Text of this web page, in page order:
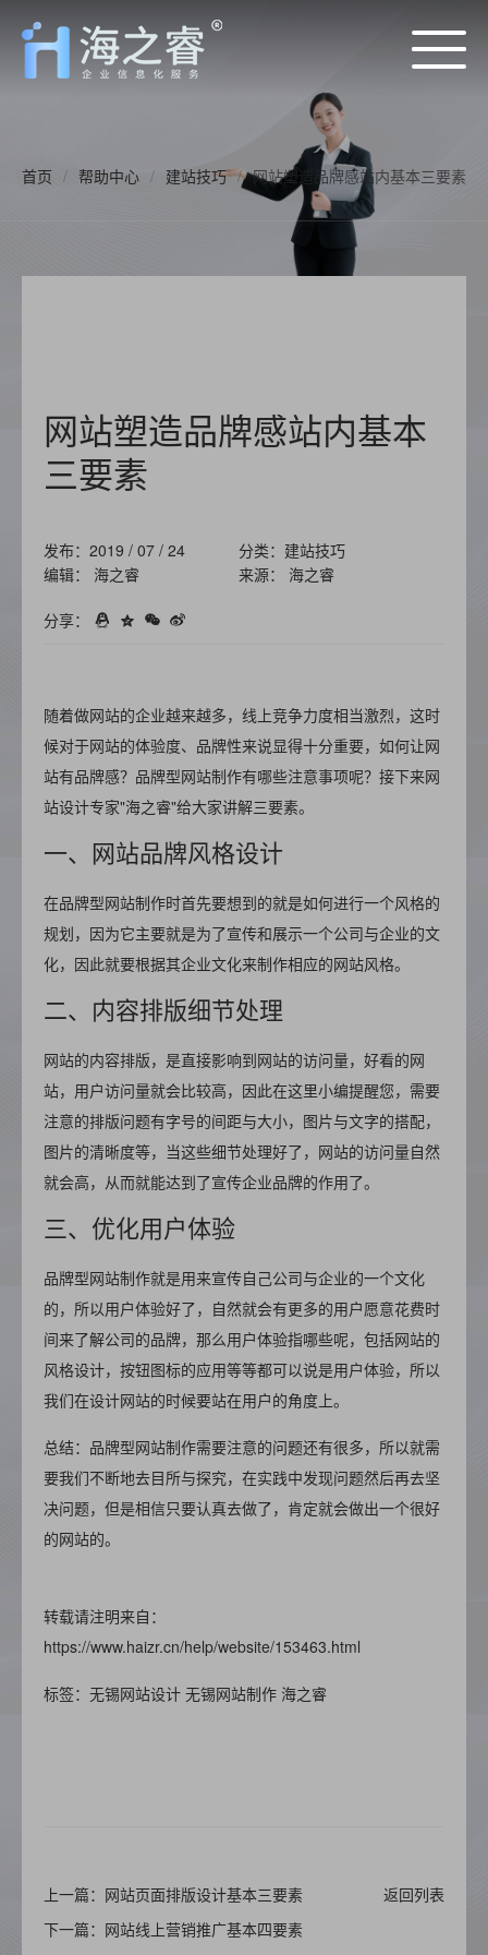
首页 / 帮助中心 / 建站技巧 / 网站塑造品牌感站内基本三要素
网站塑造品牌感站内基本
三要素
发布：2019 / 07 / 24
分类：建站技巧
编辑： 海之睿
来源： 海之睿
分享：
随着做网站的企业越来越多，线上竞争力度相当激烈，这时
候对于网站的体验度、品牌性来说显得十分重要，如何让网
站有品牌感？品牌型网站制作有哪些注意事项呢？接下来网
站设计专家"海之睿"给大家讲解三要素。
一、网站品牌风格设计
在品牌型网站制作时首先要想到的就是如何进行一个风格的
规划，因为它主要就是为了宣传和展示一个公司与企业的文
化，因此就要根据其企业文化来制作相应的网站风格。
二、内容排版细节处理
网站的内容排版，是直接影响到网站的访问量，好看的网
站，用户访问量就会比较高，因此在这里小编提醒您，需要
注意的排版问题有字号的间距与大小，图片与文字的搭配，
图片的清晰度等，当这些细节处理好了，网站的访问量自然
就会高，从而就能达到了宣传企业品牌的作用了。
三、优化用户体验
品牌型网站制作就是用来宣传自己公司与企业的一个文化
的，所以用户体验好了，自然就会有更多的用户愿意花费时
间来了解公司的品牌，那么用户体验指哪些呢，包括网站的
风格设计，按钮图标的应用等等都可以说是用户体验，所以
我们在设计网站的时候要站在用户的角度上。
总结：品牌型网站制作需要注意的问题还有很多，所以就需
要我们不断地去目所与探究，在实践中发现问题然后再去坚
决问题，但是相信只要认真去做了，肯定就会做出一个很好
的网站的。
转载请注明来自：
https://www.haizr.cn/help/website/153463.html
标签：无锡网站设计 无锡网站制作 海之睿
上一篇：网站页面排版设计基本三要素
返回列表
下一篇：网站线上营销推广基本四要素